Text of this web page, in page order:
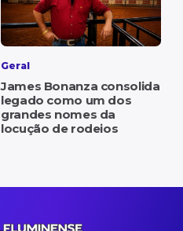
Geral
James Bonanza consolida
legado como um dos
grandes nomes da
locução de rodeios